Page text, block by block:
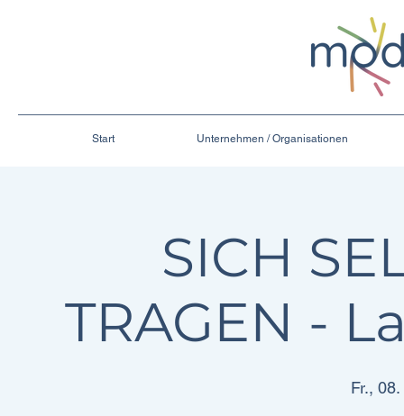
Start Unternehmen / Organisationen
SICH
TRAGEN -
Fr.,